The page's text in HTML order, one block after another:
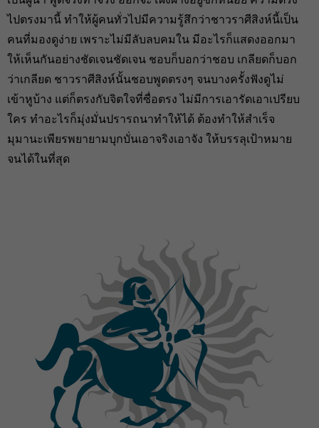
ไปตรงมานี้ ทำให้ผู้คนทั่วไปมีความรู้สึกว่าชาวราศีสิงห์นี้เป็น
คนที่มองดูง่าย เพราะไม่มีลับลบคมใน มีอะไรก็แสดงออกมา
ให้เห็นกันอย่างชัดเจนชัดเจน ชอบก็บอกว่าชอบ เกลียดก็บอก
ว่าเกลียด ชาวราศีสิงห์นั้นชอบพูดตรงๆ จนบางครั้งฟังดูไม่
เข้าหูบ้าง แต่ก็ตรงกับจิตใจที่ซื่อตรง ไม่มีการเอารัดเอาเปรียบ
ใคร ทำอะไรก็มุ่งมั่นปรารถนาทำให้ได้ ต้องทำให้สำเร็จ
มุมานะเพียรพยายามบุกบั่นเอาจริงเอาจัง ให้บรรลุเป้าหมาย
จนได้ในที่สุด